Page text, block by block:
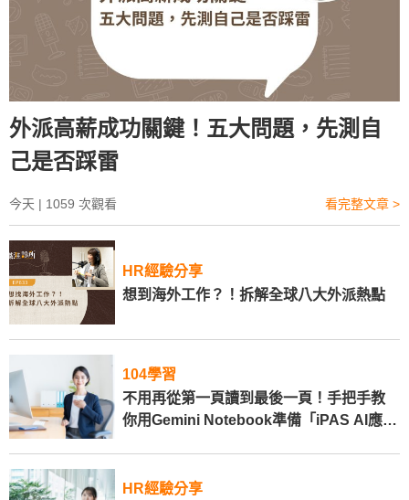
外派高薪成功關鍵！五大問題，先測自
己是否踩雷
今天 | 1059 次觀看 看完整文章 >
HR經驗分享
想到海外工作？！拆解全球八大外派熱點
104學習
不用再從第一頁讀到最後一頁！手把手教
你用Gemini Notebook準備「iPAS AI應用
HR經驗分享